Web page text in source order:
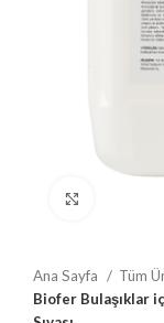
Ana Sayfa
Tüm
Biofer Bulaşıklar